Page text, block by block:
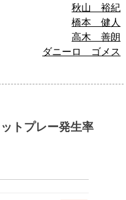
秋山 裕紀
橋本 健人
高木 善朗
ダニーロ ゴメス
トプレー発生率